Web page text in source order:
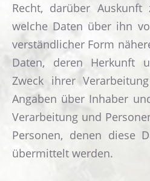
Recht, darüber
welche Daten über ihn
verständlicher Form
Daten, deren Herkunft
Zweck ihrer
Angaben über Inhaber
Verarbeitung und
Personen, denen diese
übermittelt werden.